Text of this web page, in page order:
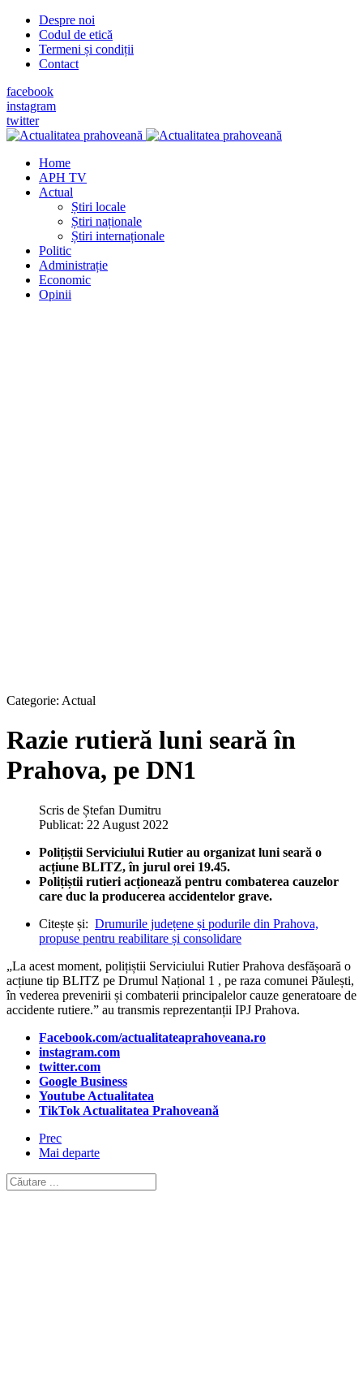
Despre noi
Codul de etică
Termeni și condiții
Contact
facebook
instagram
twitter
Home
APH TV
Actual
Știri locale
Știri naționale
Știri internaționale
Politic
Administrație
Economic
Opinii
Categorie: Actual
Razie rutieră luni seară în
Prahova, pe DN1
Scris de Ștefan Dumitru
Publicat: 22 August 2022
Polițiștii Serviciului Rutier au organizat luni seară o
acțiune BLITZ, în jurul orei 19.45.
Polițiștii rutieri acționează pentru combaterea cauzelor
care duc la producerea accidentelor grave.
Citește și: Drumurile județene și podurile din Prahova,
propuse pentru reabilitare și consolidare
„La acest moment, polițiștii Serviciului Rutier Prahova desfășoară o
acțiune tip BLITZ pe Drumul Național 1 , pe raza comunei Păulești,
în vederea prevenirii și combaterii principalelor cauze generatoare de
accidente rutiere.” au transmis reprezentanții IPJ Prahova.
Facebook.com/actualitateaprahoveana.ro
instagram.com
twitter.com
Google Business
Youtube Actualitatea
TikTok Actualitatea Prahoveană
Prec
Mai departe